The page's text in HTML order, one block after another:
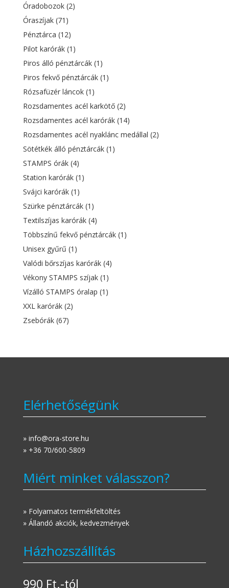
Óradobozok (2)
Óraszíjak (71)
Pénztárca (12)
Pilot karórák (1)
Piros álló pénztárcák (1)
Piros fekvő pénztárcák (1)
Rózsafüzér láncok (1)
Rozsdamentes acél karkötő (2)
Rozsdamentes acél karórák (14)
Rozsdamentes acél nyaklánc medállal (2)
Sötétkék álló pénztárcák (1)
STAMPS órák (4)
Station karórák (1)
Svájci karórák (1)
Szürke pénztárcák (1)
Textilszíjas karórák (4)
Többszínű fekvő pénztárcák (1)
Unisex gyűrű (1)
Valódi bőrszíjas karórák (4)
Vékony STAMPS szíjak (1)
Vízálló STAMPS óralap (1)
XXL karórák (2)
Zsebórák (67)
Elérhetőségünk
» info@ora-store.hu
» +36 70/600-5809
Miért minket válasszon?
» Folyamatos termékfeltöltés
» Állandó akciók, kedvezmények
Házhozszállítás
990 Ft.-tól